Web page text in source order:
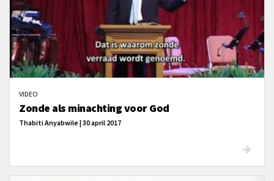
VIDEO
Zonde als minachting voor God
Thabiti Anyabwile | 30 april 2017